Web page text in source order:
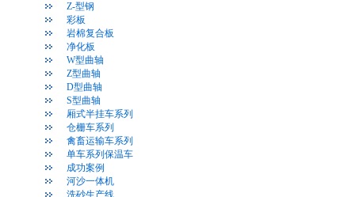
Z-型钢
彩板
岩棉复合板
净化板
W型曲轴
Z型曲轴
D型曲轴
S型曲轴
厢式半挂车系列
仓栅车系列
禽畜运输车系列
单车系列保温车
成功案例
河沙一体机
洗砂生产线